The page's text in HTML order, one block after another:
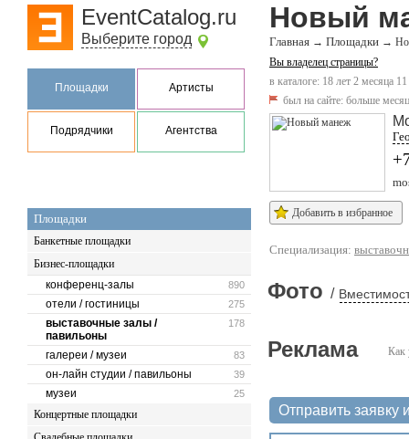
EventCatalog.ru
Выберите город
Площадки Артисты
Подрядчики Агентства
Площадки
Банкетные площадки
Бизнес-площадки
890
конференц-залы
275
отели / гостиницы
178
выставочные залы /
павильоны
83
галереи / музеи
39
он-лайн студии / павильоны
25
музеи
Концертные площадки
Новый
Главная → Площадки →
Вы владелец страницы?
в каталоге: 18 лет 2 месяца
был на сайте: больше
Добавить в избранное
Специализация:
Фото /
Как
Реклама
Отправить заявку